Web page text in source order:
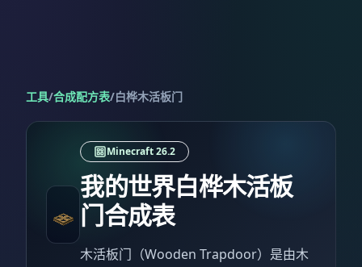
工具/合成配方表/白桦木活板门
Minecraft 26.2
我的世界白桦木活板
门合成表
木活板门（Wooden Trapdoor）是由木